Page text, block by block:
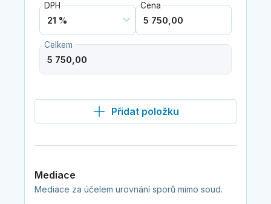
DPH Cena
Celkem
Přidat položku
Mediace
Mediace za účelem urovnání sporů mimo soud.